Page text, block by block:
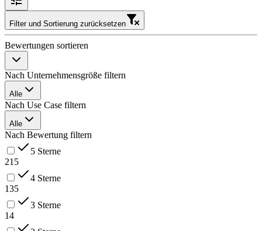
Filter und Sortierung zurücksetzen
Bewertungen sortieren
Nach Unternehmensgröße filtern
Alle
Nach Use Case filtern
Alle
Nach Bewertung filtern
5 Sterne
215
4 Sterne
135
3 Sterne
14